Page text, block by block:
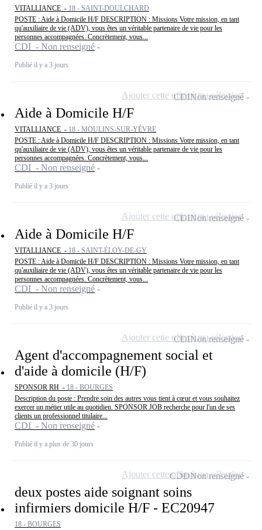
VITALLIANCE - 18 - SAINT-DOULCHARD
POSTE : Aide à Domicile H/F DESCRIPTION : Missions Votre mission, en tant
qu'auxiliaire de vie (ADV), vous êtes un véritable partenaire de vie pour les
personnes accompagnées. Concrètement, vous...
CDI - Non renseigné
Publié il y a 3 jours
Aide à Domicile H/F
VITALLIANCE - 18 - MOULINS-SUR-YÈVRE
POSTE : Aide à Domicile H/F DESCRIPTION : Missions Votre mission, en tant
qu'auxiliaire de vie (ADV), vous êtes un véritable partenaire de vie pour les
personnes accompagnées. Concrètement, vous...
CDI - Non renseigné
Publié il y a 3 jours
CDINon renseigné
Ajouter cette offre à ma sélection
Aide à Domicile H/F
VITALLIANCE - 18 - SAINT-ÉLOY-DE-GY
POSTE : Aide à Domicile H/F DESCRIPTION : Missions Votre mission, en tant
qu'auxiliaire de vie (ADV), vous êtes un véritable partenaire de vie pour les
personnes accompagnées. Concrètement, vous...
CDI - Non renseigné
Publié il y a 3 jours
CDINon renseigné
Ajouter cette offre à ma sélection
Agent d'accompagnement social et
d'aide à domicile (H/F)
SPONSOR RH - 18 - BOURGES
Description du poste : Prendre soin des autres vous tient à cœur et vous souhaitez
exercer un métier utile au quotidien. SPONSOR JOB recherche pour l'un de ses
clients un professionnel titulaire...
CDI - Non renseigné
Publié il y a plus de 30 jours
CDINon renseigné
Ajouter cette offre à ma sélection
deux postes aide soignant soins
infirmiers domicile H/F - EC20947
18 - BOURGES
CDDNon renseigné
Ajouter cette offre à ma sélection